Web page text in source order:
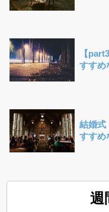
【
すすめ
結婚式
すすめ
週